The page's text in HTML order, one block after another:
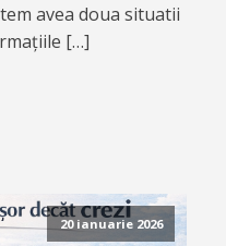
avea doua situatii
[…]
20 ianuarie 2026